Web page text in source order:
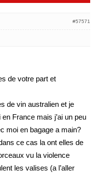
#57571
de votre part et
de vin australien et je
France mais j’ai un peu
moi en bagage a main?
ce cas la ont elles de
vu la violence
les valises (a l’aller